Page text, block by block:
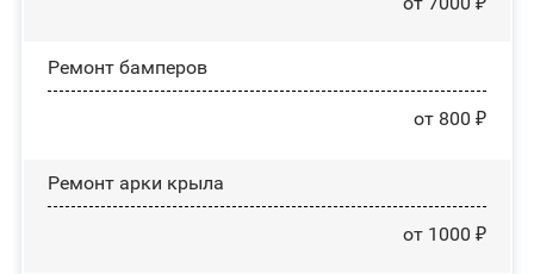
Ремонт бамперов
от 800 ₽
Ремонт арки крыла
от 1000 ₽